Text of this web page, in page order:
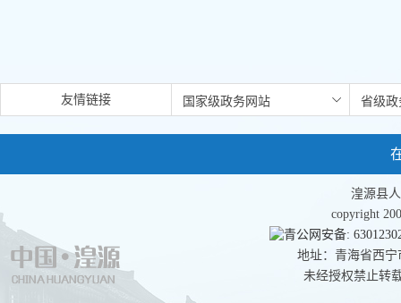
友情链接
湟源县
copyright
青公网安备:
地址：青海省西
未经授权禁止转